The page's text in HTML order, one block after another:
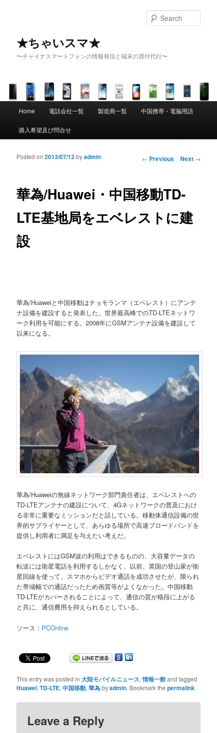
★ちゃいスマ★
〜チャイナスマートフォンの情報発信と端末の買付代行〜
Skip to primary content
Skip to secondary content
Home 電話会社一覧 製造商一覧 中国携帯・電脳用語
購入希望及び問合せ
Post navigation
← Previous Next →
華為/Huawei・中国移動TD-
LTE基地局をエベレストに建
設
Posted on2013/07/12byadmin
華為/Huaweiと中国移動はチョモランマ（エベレスト）にアンテ
ナ設備を建設すると発表した。世界最高峰でのTD-LTEネットワ
ーク利用を可能にする。2008年にGSMアンテナ設備を建設して
以来になる。
華為/Huaweiの無線ネットワーク部門責任者は、エベレストへの
TD-LTEアンテナの建設について、4Gネットワークの普及におけ
る非常に重要なミッションだと話している。移動体通信設備の世
界的サプライヤーとして、あらゆる場所で高速ブロードバンドを
提供し利用者に満足を与えたい考えだ。
エベレストにはGSM波の利用はできるものの、大容量データの
転送には衛星電話を利用するしかなく、以前、英国の登山家が衛
星回線を使って、スマホからビデオ通話を成功させたが、限られ
た帯域幅での通話だったため画質等がよくなかった。中国移動
TD-LTEがカバーされることによって、通信の質が格段に上がる
と共に、通信費用を抑えられるとしている。
ソース： PCOnline
This entry was posted in大陸モバイルニュース,情報一般and tagged
Huawei,TD-LTE,中国移動,華為byadmin. Bookmark thepermalink.
Leave a Reply